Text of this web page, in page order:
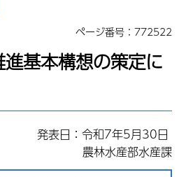
ページ番号：772522
基本構想の策定に
発表日：令和7年5月30日
農林水産部水産課